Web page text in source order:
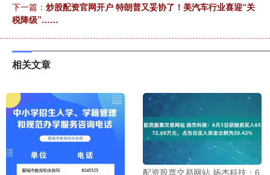
下一篇： 炒股配资官网开户 特朗普又妥协了！美汽车行业喜迎“关
税降级”……
相关文章
配资股票交易网站 扬杰科技：6